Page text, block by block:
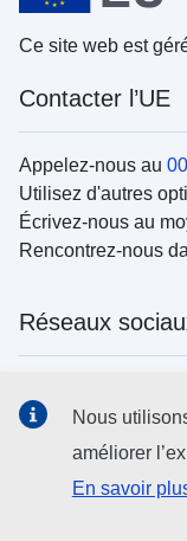
Ce site web est
Contacter l’UE
Appelez-nous au
Utilisez d'autres
Écrivez-nous au
Rencontrez-nous
Réseaux
Institutions et
Nous
améliorer
En savoir